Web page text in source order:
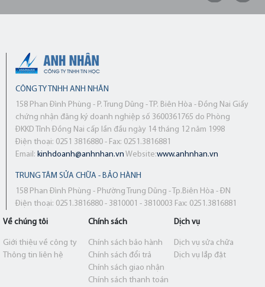
CÔNG TY TNHH ANH NHÂN
158 Phan Đình Phùng - P. Trung Dũng - TP. Biên Hòa - Đồng Nai Giấy
chứng nhận đăng ký doanh nghiệp số 3600361765 do Phòng
ĐKKD Tỉnh Đồng Nai cấp lần đầu ngày 14 tháng 12 năm 1998
Điện thoại: 0251 3816880 - Fax: 0251.3816881
Email: kinhdoanh@anhnhan.vn Website:www.anhnhan.vn
TRUNG TÂM SỬA CHỮA - BẢO HÀNH
158 Phan Đình Phùng - Phường Trung Dũng - Tp.Biên Hòa - ĐN
Điện thoại: 0251.3816880 - 3810001 - 3810003 Fax: 0251.3816881
Về chúng tôi
Giới thiệu về công ty
Thông tin liên hệ
Chính sách
Chính sách bảo hành
Chính sách đổi trả
Chính sách giao nhận
Chính sách thanh toán
Dịch vụ
Dịch vụ sửa chữa
Dịch vụ lắp đặt